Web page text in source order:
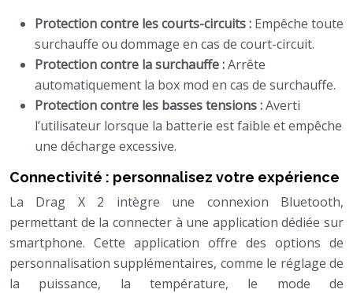
Protection contre les courts-circuits : Empêche toute
surchauffe ou dommage en cas de court-circuit.
Protection contre la surchauffe :Arrête
automatiquement la box mod en cas de surchauffe.
Protection contre les basses tensions :Averti
l’utilisateur lorsque la batterie est faible et empêche
une décharge excessive.
Connectivité : personnalisez votre expérience
La Drag X 2 intègre une connexion Bluetooth,
permettant de la connecter à une application dédiée sur
smartphone. Cette application offre des options de
personnalisation supplémentaires, comme le réglage de
la puissance, la température, le mode de